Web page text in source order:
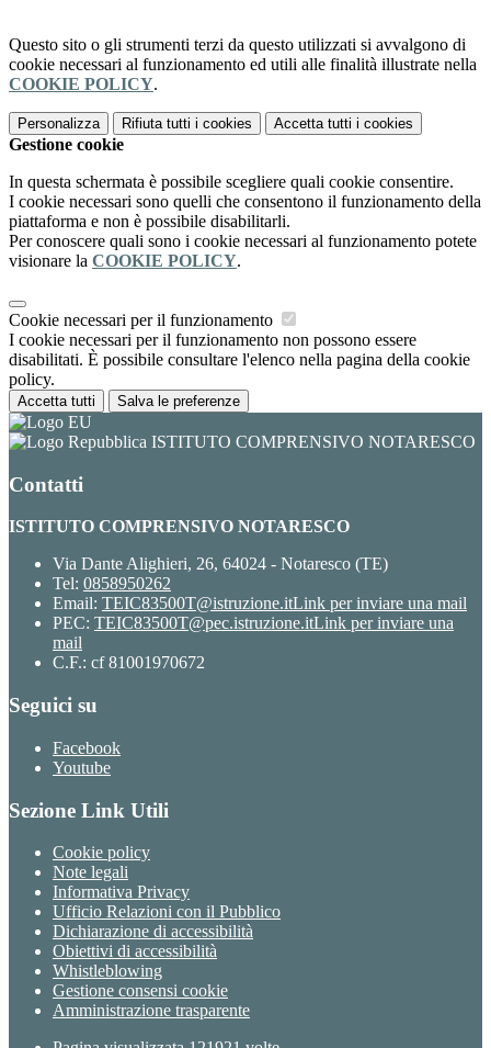
Questo sito o gli strumenti terzi da questo utilizzati si avvalgono di
cookie necessari al funzionamento ed utili alle finalità illustrate nella
COOKIE POLICY.
Personalizza Rifiuta tutti i cookies Accetta tutti i cookies
Gestione cookie
In questa schermata è possibile scegliere quali cookie consentire.
I cookie necessari sono quelli che consentono il funzionamento della
piattaforma e non è possibile disabilitarli.
Per conoscere quali sono i cookie necessari al funzionamento potete
visionare la COOKIE POLICY.
Cookie necessari per il funzionamento
I cookie necessari per il funzionamento non possono essere
disabilitati. È possibile consultare l'elenco nella pagina della cookie
policy.
Accetta tutti Salva le preferenze
ISTITUTO COMPRENSIVO NOTARESCO
Contatti
ISTITUTO COMPRENSIVO NOTARESCO
Via Dante Alighieri, 26, 64024 - Notaresco (TE)
Tel: 0858950262
Email: TEIC83500T@istruzione.itLink per inviare una mail
PEC: TEIC83500T@pec.istruzione.itLink per inviare una
mail
C.F.: cf 81001970672
Seguici su
Facebook
Youtube
Sezione Link Utili
Cookie policy
Note legali
Informativa Privacy
Ufficio Relazioni con il Pubblico
Dichiarazione di accessibilità
Obiettivi di accessibilità
Whistleblowing
Gestione consensi cookie
Amministrazione trasparente